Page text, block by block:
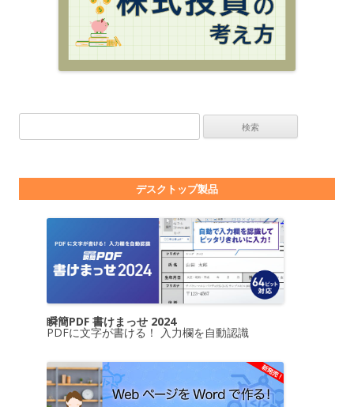
デスクトップ製品
瞬簡PDF 書けまっせ 2024
PDFに文字が書ける！ 入力欄を自動認識